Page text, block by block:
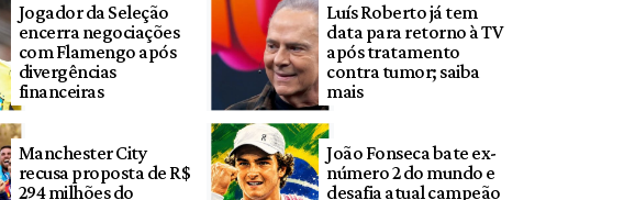
Jogador da Seleção
encerra negociações
com Flamengo após
divergências
financeiras
Luís Roberto já tem
data para retorno à TV
após tratamento
contra tumor; saiba
mais
Manchester City
recusa proposta de R$
294 milhões do
João Fonseca bate ex-
número 2 do mundo e
desafia atual campeão